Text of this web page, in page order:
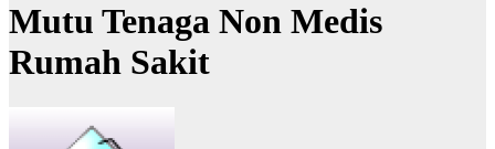
Mutu Tenaga Non Medis
Rumah Sakit